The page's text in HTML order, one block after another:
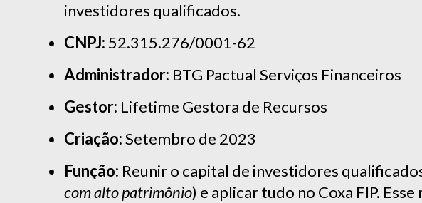
investidores qualificados.
CNPJ: 52.315.276/0001-62
Administrador: BTG Pactual Serviços Financeiros
Gestor: Lifetime Gestora de Recursos
Criação:Setembro de 2023
Função: Reunir o capital de investidores
com alto patrimônio) e aplicar tudo no Coxa FIP.